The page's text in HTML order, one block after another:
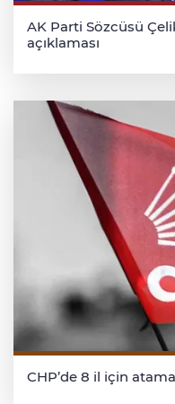
AK Parti Sözcüsü
açıklaması
CHP’de 8 il için atama